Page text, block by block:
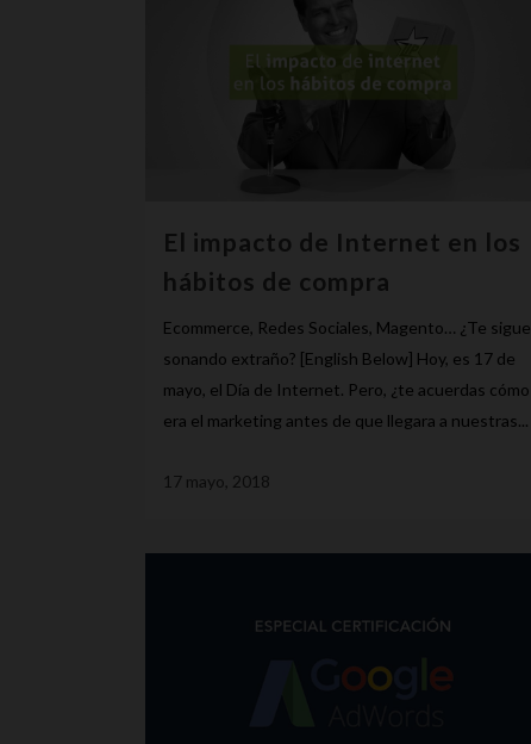
El impacto de Internet en los
hábitos de compra
Ecommerce, Redes Sociales, Magento… ¿Te sigue
sonando extraño? [English Below] Hoy, es 17 de
mayo, el Día de Internet. Pero, ¿te acuerdas cómo
era el marketing antes de que llegara a nuestras...
17 mayo, 2018